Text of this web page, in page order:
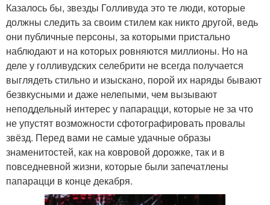
Казалось бы, звезды Голливуда это те люди, которые
должны следить за своим стилем как никто другой, ведь
они публичные персоны, за которыми пристально
наблюдают и на которых ровняются миллионы. Но на
деле у голливудских селебрити не всегда получается
выглядеть стильно и изыскано, порой их наряды бывают
безвкусными и даже нелепыми, чем вызывают
неподдельный интерес у папарацци, которые не за что
не упустят возможности сфотографировать провалы
звёзд. Перед вами не самые удачные образы
знаменитостей, как на ковровой дорожке, так и в
повседневной жизни, которые были запечатлены
папарацци в конце декабря.